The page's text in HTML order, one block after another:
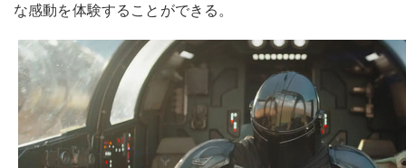
な感動を体験することができる。